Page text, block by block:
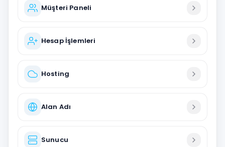
Müşteri Paneli
Hesap İşlemleri
Hosting
Alan Adı
Sunucu